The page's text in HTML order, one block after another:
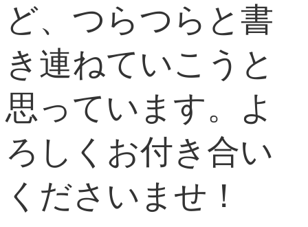
ど、つらつらと書
き連ねていこうと
思っています。よ
ろしくお付き合い
くださいませ！